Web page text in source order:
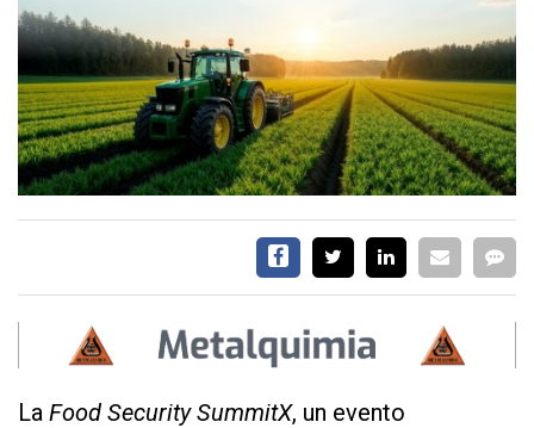
Y
CONDICIONES
POLÍTICAS
DE
PRIVACIDAD
MAPA
DEL
SITIO
La Food Security SummitX, un evento